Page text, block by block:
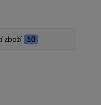
zboží 10